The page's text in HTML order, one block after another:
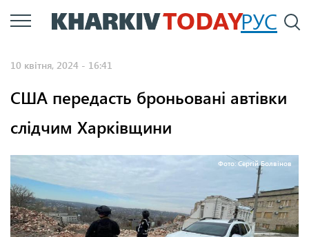
Перейти
до
РУС
10 квітня, 2024 - 16:41
США передасть броньовані автівки
слідчим Харківщини
Фото: Сергій Болвінов